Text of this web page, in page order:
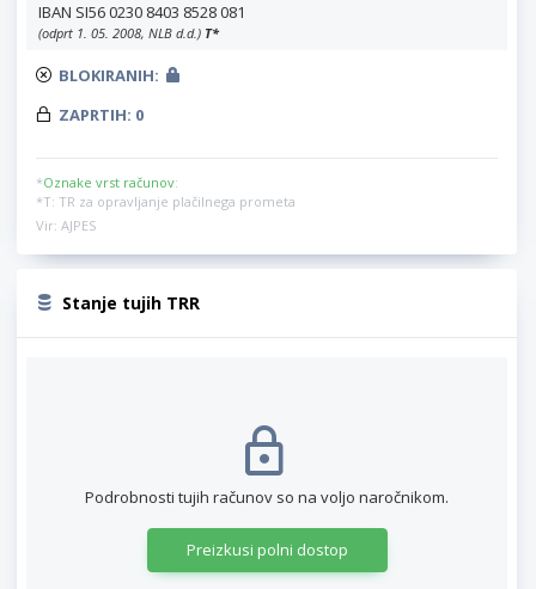
IBAN SI56 0230 8403 8528 081
(odprt 1. 05. 2008, NLB d.d.) T*
BLOKIRANIH:
ZAPRTIH: 0
*Oznake vrst računov:
*T: TR za opravljanje plačilnega prometa
Vir: AJPES
Stanje tujih TRR
Podrobnosti tujih računov so na voljo naročnikom.
Preizkusi polni dostop